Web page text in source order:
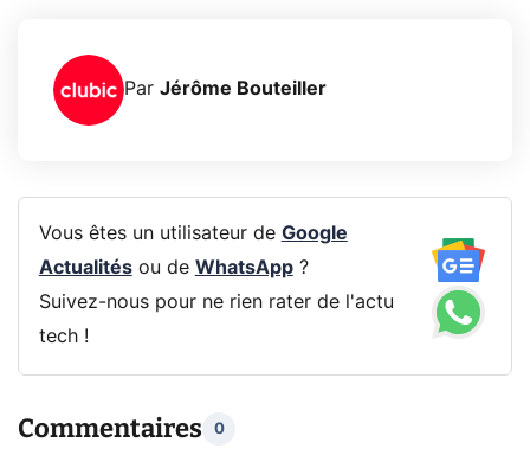
Par Jérôme Bouteiller
Vous êtes un utilisateur de Google
Actualitésou de WhatsApp?
Suivez-nous pour ne rien rater de l'actu
tech !
Commentaires 0